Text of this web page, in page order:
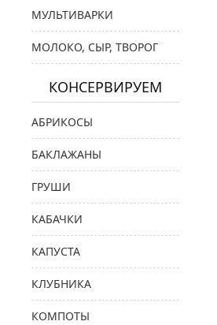
МУЛЬТИВАРКИ
МОЛОКО, СЫР, ТВОРОГ
КОНСЕРВИРУЕМ
АБРИКОСЫ
БАКЛАЖАНЫ
ГРУШИ
КАБАЧКИ
КАПУСТА
КЛУБНИКА
КОМПОТЫ